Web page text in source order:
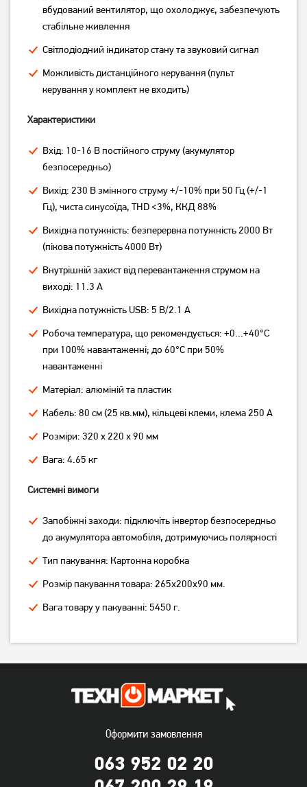
Інвертор EnerGenie EG-
PWC150-01
859
MXSPSW-1000
8 419
Інвертор Mexxsun
1 519грн 10 179грн
Інвертор Carspa 2000-122
Інвертор Carspa 600-122
600Вт
Немає в наявності
вбудований вентилятор, що охолоджує, забезпечують
стабільне живлення
Світлодіодний індикатор стану та звуковий сигнал
Можливість дистанційного керування (пульт
керування у комплект не входить)
Характеристики
Вхід: 10-16 В постійного струму (акумулятор
безпосередньо)
Вихід: 230 В змінного струму +/-10% при 50 Гц (+/-1
Гц), чиста синусоїда, THD <3%, ККД 88%
Вихідна потужність: безперервна потужність 2000 Вт
(пікова потужність 4000 Вт)
Внутрішній захист від перевантаження струмом на
виході: 11.3 А
Вихідна потужність USB: 5 В/2.1 А
Робоча температура, що рекомендується: +0...+40°С
при 100% навантаженні; до 60°C при 50%
навантаженні
Матеріал: алюміній та пластик
Кабель: 80 см (25 кв.мм), кільцеві клеми, клема 250 А
Розміри: 320 x 220 x 90 мм
Вага: 4.65 кг
Системні вимоги
Запобіжні заходи: підключіть інвертор безпосередньо
до акумулятора автомобіля, дотримуючись полярності
Тип пакування: Картонна коробка
Розмір пакування товара: 265х200х90 мм.
Вага товару у пакуванні: 5450 г.
Оформити замовлення
063 952 02 20